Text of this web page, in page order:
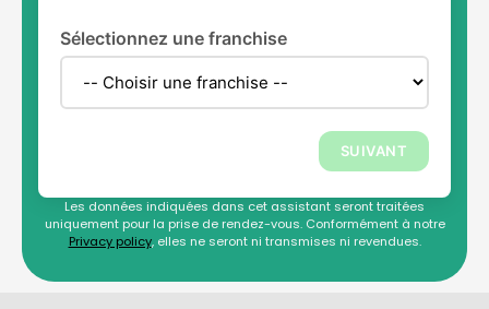
Sélectionnez une franchise
SUIVANT
Les données indiquées dans cet assistant seront traitées
uniquement pour la prise de rendez-vous. Conformément à notre
Privacy policy, elles ne seront ni transmises ni revendues.